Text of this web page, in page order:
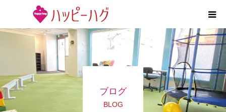
ブログ
BLOG
2つの特徴
5領域支援とお約束